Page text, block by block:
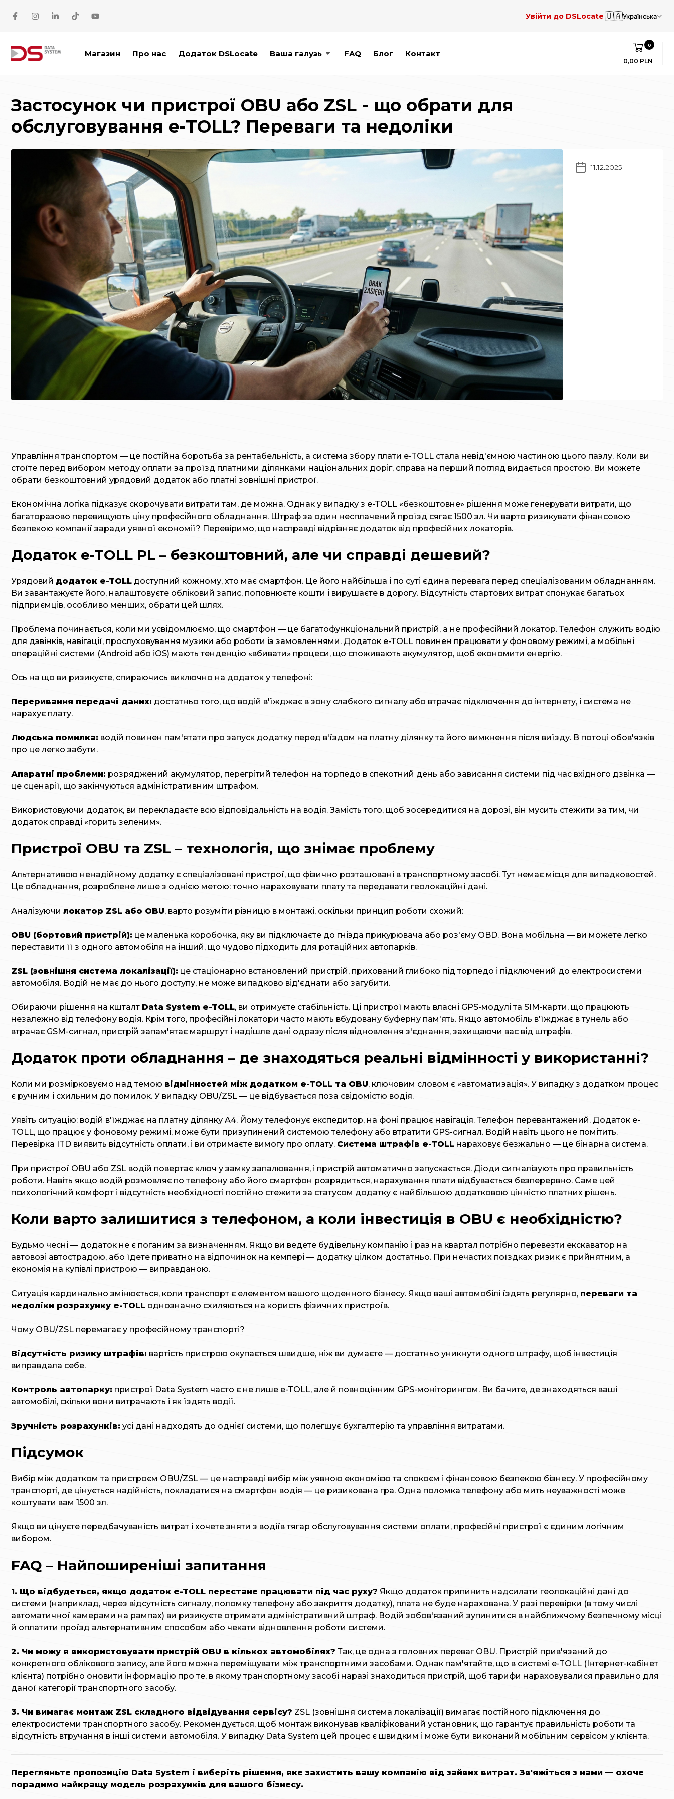
Увійти до DSLocate🇺🇦Українська
Магазин Про нас Додаток DSLocate Ваша галузь FAQ Блог Контакт
0
0,00 PLN
Застосунок чи пристрої OBU або ZSL - що обрати для
обслуговування e-TOLL? Переваги та недоліки
11.12.2025
Управління транспортом — це постійна боротьба за рентабельність, а система збору плати e-TOLL стала невід'ємною частиною цього пазлу. Коли ви
стоїте перед вибором методу оплати за проїзд платними ділянками національних доріг, справа на перший погляд видається простою. Ви можете
обрати безкоштовний урядовий додаток або платні зовнішні пристрої.
Економічна логіка підказує скорочувати витрати там, де можна. Однак у випадку з e-TOLL «безкоштовне» рішення може генерувати витрати, що
багаторазово перевищують ціну професійного обладнання. Штраф за один несплачений проїзд сягає 1500 зл. Чи варто ризикувати фінансовою
безпекою компанії заради уявної економії? Перевіримо, що насправді відрізняє додаток від професійних локаторів.
Додаток e-TOLL PL – безкоштовний, але чи справді дешевий?
Урядовий додаток e-TOLL доступний кожному, хто має смартфон. Це його найбільша і по суті єдина перевага перед спеціалізованим обладнанням.
Ви завантажуєте його, налаштовуєте обліковий запис, поповнюєте кошти і вирушаєте в дорогу. Відсутність стартових витрат спонукає багатьох
підприємців, особливо менших, обрати цей шлях.
Проблема починається, коли ми усвідомлюємо, що смартфон — це багатофункціональний пристрій, а не професійний локатор. Телефон служить водію
для дзвінків, навігації, прослуховування музики або роботи із замовленнями. Додаток e-TOLL повинен працювати у фоновому режимі, а мобільні
операційні системи (Android або iOS) мають тенденцію «вбивати» процеси, що споживають акумулятор, щоб економити енергію.
Ось на що ви ризикуєте, спираючись виключно на додаток у телефоні:
Переривання передачі даних: достатньо того, що водій в'їжджає в зону слабкого сигналу або втрачає підключення до інтернету, і система не
нарахує плату.
Людська помилка: водій повинен пам'ятати про запуск додатку перед в'їздом на платну ділянку та його вимкнення після виїзду. В потоці обов'язків
про це легко забути.
Апаратні проблеми: розряджений акумулятор, перегрітий телефон на торпедо в спекотний день або зависання системи під час вхідного дзвінка —
це сценарії, що закінчуються адміністративним штрафом.
Використовуючи додаток, ви перекладаєте всю відповідальність на водія. Замість того, щоб зосередитися на дорозі, він мусить стежити за тим, чи
додаток справді «горить зеленим».
Пристрої OBU та ZSL – технологія, що знімає проблему
Альтернативою ненадійному додатку є спеціалізовані пристрої, що фізично розташовані в транспортному засобі. Тут немає місця для випадковостей.
Це обладнання, розроблене лише з однією метою: точно нараховувати плату та передавати геолокаційні дані.
Аналізуючи локатор ZSL або OBU, варто розуміти різницю в монтажі, оскільки принцип роботи схожий:
OBU (бортовий пристрій): це маленька коробочка, яку ви підключаєте до гнізда прикурювача або роз'єму OBD. Вона мобільна — ви можете легко
переставити її з одного автомобіля на інший, що чудово підходить для ротаційних автопарків.
ZSL (зовнішня система локалізації): це стаціонарно встановлений пристрій, прихований глибоко під торпедо і підключений до електросистеми
автомобіля. Водій не має до нього доступу, не може випадково від'єднати або загубити.
Обираючи рішення на кшталт Data System e-TOLL, ви отримуєте стабільність. Ці пристрої мають власні GPS-модулі та SIM-карти, що працюють
незалежно від телефону водія. Крім того, професійні локатори часто мають вбудовану буферну пам'ять. Якщо автомобіль в'їжджає в тунель або
втрачає GSM-сигнал, пристрій запам'ятає маршрут і надішле дані одразу після відновлення з'єднання, захищаючи вас від штрафів.
Додаток проти обладнання – де знаходяться реальні відмінності у використанні?
Коли ми розмірковуємо над темою відмінностей між додатком e-TOLL та OBU, ключовим словом є «автоматизація». У випадку з додатком процес
є ручним і схильним до помилок. У випадку OBU/ZSL — це відбувається поза свідомістю водія.
Уявіть ситуацію: водій в'їжджає на платну ділянку A4. Йому телефонує експедитор, на фоні працює навігація. Телефон перевантажений. Додаток e-
TOLL, що працює у фоновому режимі, може бути призупинений системою телефону або втратити GPS-сигнал. Водій навіть цього не помітить.
Перевірка ITD виявить відсутність оплати, і ви отримаєте вимогу про оплату. Система штрафів e-TOLL нараховує безжально — це бінарна система.
При пристрої OBU або ZSL водій повертає ключ у замку запалювання, і пристрій автоматично запускається. Діоди сигналізують про правильність
роботи. Навіть якщо водій розмовляє по телефону або його смартфон розрядиться, нарахування плати відбувається безперервно. Саме цей
психологічний комфорт і відсутність необхідності постійно стежити за статусом додатку є найбільшою додатковою цінністю платних рішень.
Коли варто залишитися з телефоном, а коли інвестиція в OBU є необхідністю?
Будьмо чесні — додаток не є поганим за визначенням. Якщо ви ведете будівельну компанію і раз на квартал потрібно перевезти екскаватор на
автовозі автострадою, або їдете приватно на відпочинок на кемпері — додатку цілком достатньо. При нечастих поїздках ризик є прийнятним, а
економія на купівлі пристрою — виправданою.
Ситуація кардинально змінюється, коли транспорт є елементом вашого щоденного бізнесу. Якщо ваші автомобілі їздять регулярно, переваги та
недоліки розрахунку e-TOLL однозначно схиляються на користь фізичних пристроїв.
Чому OBU/ZSL перемагає у професійному транспорті?
Відсутність ризику штрафів: вартість пристрою окупається швидше, ніж ви думаєте — достатньо уникнути одного штрафу, щоб інвестиція
виправдала себе.
Контроль автопарку: пристрої Data System часто є не лише e-TOLL, але й повноцінним GPS-моніторингом. Ви бачите, де знаходяться ваші
автомобілі, скільки вони витрачають і як їздять водії.
Зручність розрахунків: усі дані надходять до однієї системи, що полегшує бухгалтерію та управління витратами.
Підсумок
Вибір між додатком та пристроєм OBU/ZSL — це насправді вибір між уявною економією та спокоєм і фінансовою безпекою бізнесу. У професійному
транспорті, де цінується надійність, покладатися на смартфон водія — це ризикована гра. Одна поломка телефону або мить неуважності може
коштувати вам 1500 зл.
Якщо ви цінуєте передбачуваність витрат і хочете зняти з водіїв тягар обслуговування системи оплати, професійні пристрої є єдиним логічним
вибором.
FAQ – Найпоширеніші запитання
1. Що відбудеться, якщо додаток e-TOLL перестане працювати під час руху? Якщо додаток припинить надсилати геолокаційні дані до
системи (наприклад, через відсутність сигналу, поломку телефону або закриття додатку), плата не буде нарахована. У разі перевірки (в тому числі
автоматичної камерами на рампах) ви ризикуєте отримати адміністративний штраф. Водій зобов'язаний зупинитися в найближчому безпечному місці
й оплатити проїзд альтернативним способом або чекати відновлення роботи системи.
2. Чи можу я використовувати пристрій OBU в кількох автомобілях? Так, це одна з головних переваг OBU. Пристрій прив'язаний до
конкретного облікового запису, але його можна переміщувати між транспортними засобами. Однак пам'ятайте, що в системі e-TOLL (Інтернет-кабінет
клієнта) потрібно оновити інформацію про те, в якому транспортному засобі наразі знаходиться пристрій, щоб тарифи нараховувалися правильно для
даної категорії транспортного засобу.
3. Чи вимагає монтаж ZSL складного відвідування сервісу? ZSL (зовнішня система локалізації) вимагає постійного підключення до
електросистеми транспортного засобу. Рекомендується, щоб монтаж виконував кваліфікований установник, що гарантує правильність роботи та
відсутність втручання в інші системи автомобіля. У випадку Data System цей процес є швидким і може бути виконаний мобільним сервісом у клієнта.
Перегляньте пропозицію Data System і виберіть рішення, яке захистить вашу компанію від зайвих витрат. Зв'яжіться з нами — охоче
порадимо найкращу модель розрахунків для вашого бізнесу.